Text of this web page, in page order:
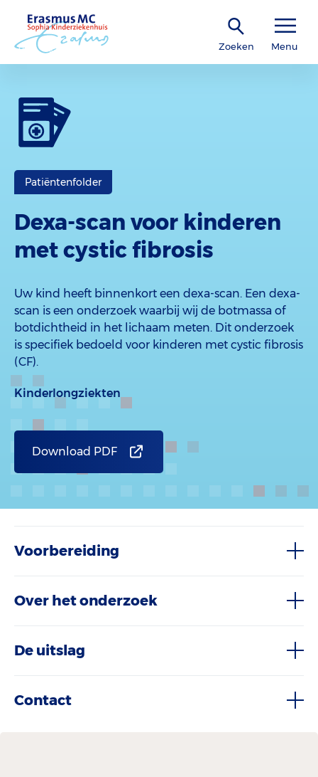
Zoeken Menu
Patiëntenfolder
Dexa-scan voor kinderen
met cystic fibrosis
Uw kind heeft binnenkort een dexa-scan. Een dexa-
scan is een onderzoek waarbij wij de botmassa of
botdichtheid in het lichaam meten. Dit onderzoek
is specifiek bedoeld voor kinderen met cystic fibrosis
(CF).
Kinderlongziekten
Download PDF
Voorbereiding
Over het onderzoek
De uitslag
Contact